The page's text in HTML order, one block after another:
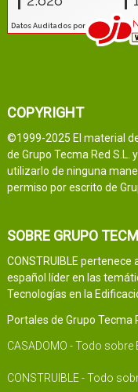
COPYRIGHT
©1999-2025 El material
de Grupo Tecma Red S.L.
utilizarlo de ninguna
permiso por escrito de
SOBRE GRUPO
CONSTRUIBLE pertenece
español líder en las
Tecnologías en la
Portales de Grupo Tecma
CASADOMO - Todo
CONSTRUIBLE - Todo